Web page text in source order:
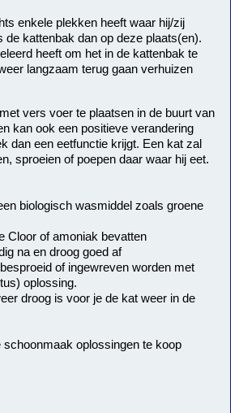
enkele plekken heeft waar hij/zij
de kattenbak dan op deze plaats(en).
heeft om het in de kattenbak te
langzaam terug gaan verhuizen
vers voer te plaatsen in de buurt van
kan ook een positieve verandering
dan een eetfunctie krijgt. Een kat zal
sproeien of poepen daar waar hij eet.
biologisch wasmiddel zoals groene
Cloor of amoniak bevatten
na en droog goed af
of ingewreven worden met
oplossing.
droog is voor je de kat weer in de
schoonmaak oplossingen te koop